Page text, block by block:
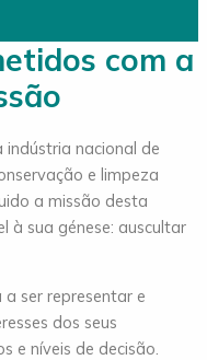
com a
nacional de
e limpeza
a missão desta
à sua génese: auscultar
a ser representar e
dos seus
e níveis de decisão.